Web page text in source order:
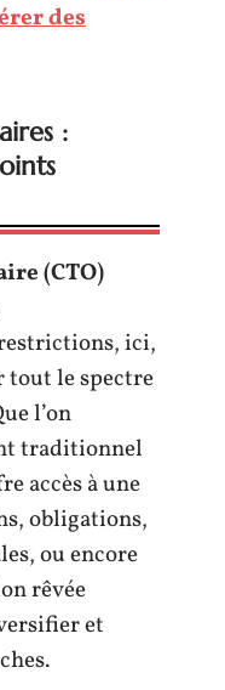
des
:
(CTO)
ici,
tout le spectre
l’on
traditionnel
accès à une
obligations,
ou encore
rêvée
et